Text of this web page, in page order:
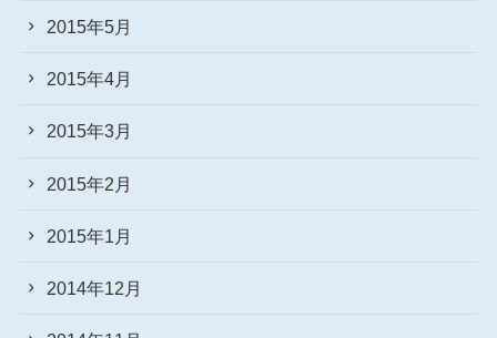
2015年5月
2015年4月
2015年3月
2015年2月
2015年1月
2014年12月